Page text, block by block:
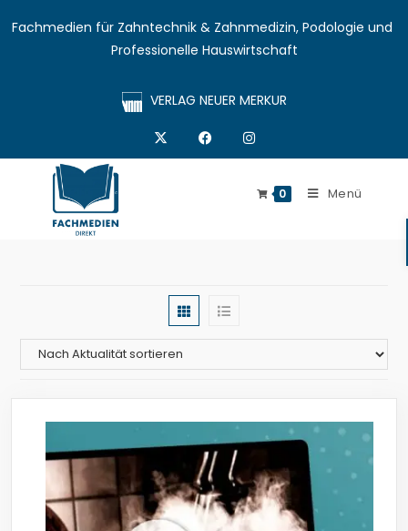
Fachmedien für Zahntechnik & Zahnmedizin, Podologie und
Professionelle Hauswirtschaft
VERLAG NEUER MERKUR
0 Menü